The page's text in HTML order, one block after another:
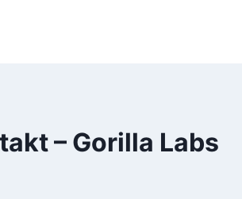
– Gorilla Labs